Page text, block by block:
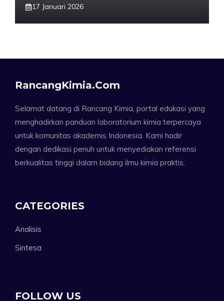
17 Januari 2026
RancangKimia.com
Selamat datang di Rancang Kimia, portal edukasi yang
menghadirkan panduan laboratorium kimia terpercaya
untuk komunitas akademis Indonesia. Kami hadir
dengan dedikasi penuh untuk menyediakan referensi
berkualitas tinggi dalam bidang ilmu kimia praktis.
CATEGORIES
Analisis
Sintesa
FOLLOW US